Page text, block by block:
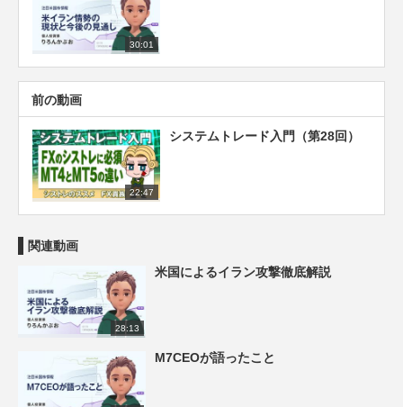
30:01
前の動画
22:47
システムトレード入門（第28回）
関連動画
28:13
米国によるイラン攻撃徹底解説
M7CEOが語ったこと